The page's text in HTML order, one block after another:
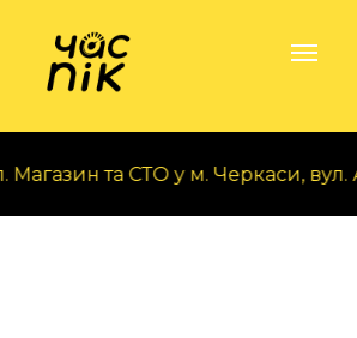
та СТО у м. Черкаси, вул.